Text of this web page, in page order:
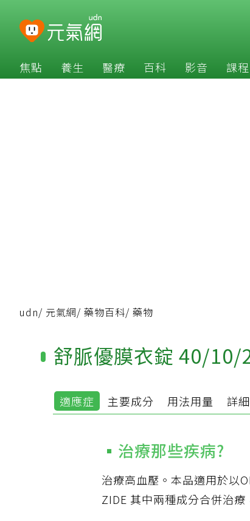
焦點 養生 醫療 百科 影音 課程
udn/ 元氣網/ 藥物百科/ 藥物
舒脈優膜衣錠 40/10/
適應症 主要成分 用法用量 詳
治療那些疾病?
治療高血壓。本品適用於以
ZIDE 其中兩種成分合併治